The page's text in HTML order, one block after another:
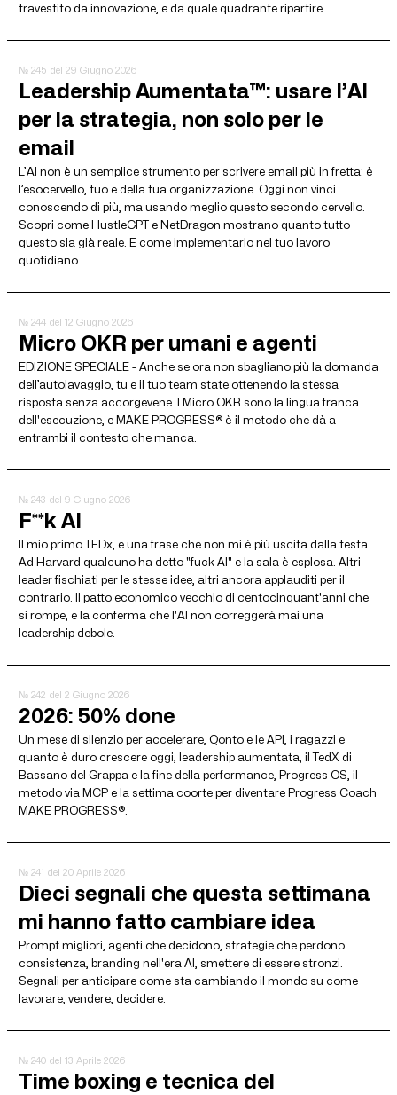
travestito da innovazione, e da quale quadrante ripartire.
№ 245 del 29 Giugno 2026
Leadership Aumentata™: usare l’AI
per la strategia, non solo per le
email
L’AI non è un semplice strumento per scrivere email più in fretta: è
l’esocervello, tuo e della tua organizzazione. Oggi non vinci
conoscendo di più, ma usando meglio questo secondo cervello.
Scopri come HustleGPT e NetDragon mostrano quanto tutto
questo sia già reale. E come implementarlo nel tuo lavoro
quotidiano.
№ 244 del 12 Giugno 2026
Micro OKR per umani e agenti
EDIZIONE SPECIALE - Anche se ora non sbagliano più la domanda
dell’autolavaggio, tu e il tuo team state ottenendo la stessa
risposta senza accorgevene. I Micro OKR sono la lingua franca
dell'esecuzione, e MAKE PROGRESS® è il metodo che dà a
entrambi il contesto che manca.
№ 243 del 9 Giugno 2026
F**k AI
Il mio primo TEDx, e una frase che non mi è più uscita dalla testa.
Ad Harvard qualcuno ha detto "fuck AI" e la sala è esplosa. Altri
leader fischiati per le stesse idee, altri ancora applauditi per il
contrario. Il patto economico vecchio di centocinquant'anni che
si rompe, e la conferma che l'AI non correggerà mai una
leadership debole.
№ 242 del 2 Giugno 2026
2026: 50% done
Un mese di silenzio per accelerare, Qonto e le API, i ragazzi e
quanto è duro crescere oggi, leadership aumentata, il TedX di
Bassano del Grappa e la fine della performance, Progress OS, il
metodo via MCP e la settima coorte per diventare Progress Coach
MAKE PROGRESS®.
№ 241 del 20 Aprile 2026
Dieci segnali che questa settimana
mi hanno fatto cambiare idea
Prompt migliori, agenti che decidono, strategie che perdono
consistenza, branding nell'era AI, smettere di essere stronzi.
Segnali per anticipare come sta cambiando il mondo su come
lavorare, vendere, decidere.
№ 240 del 13 Aprile 2026
Time boxing e tecnica del